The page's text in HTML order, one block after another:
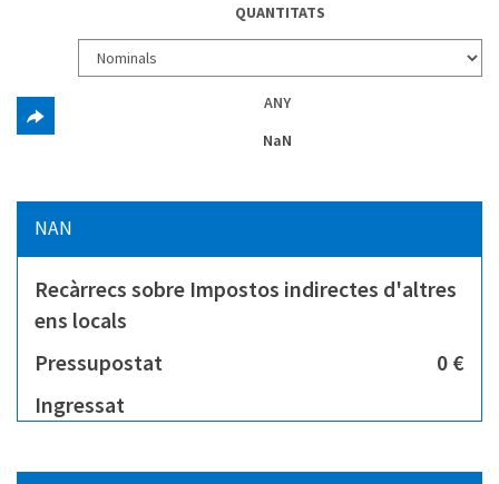
QUANTITATS
ANY
NaN
NAN
Recàrrecs sobre Impostos indirectes d'altres
ens locals
Pressupostat
0 €
Ingressat